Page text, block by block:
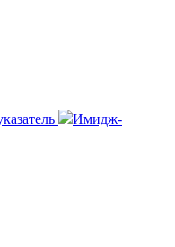
Имидж-